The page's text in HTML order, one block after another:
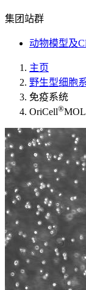
集团站群
动物模型及
主页
野生型细胞
免疫系统
OriCell®